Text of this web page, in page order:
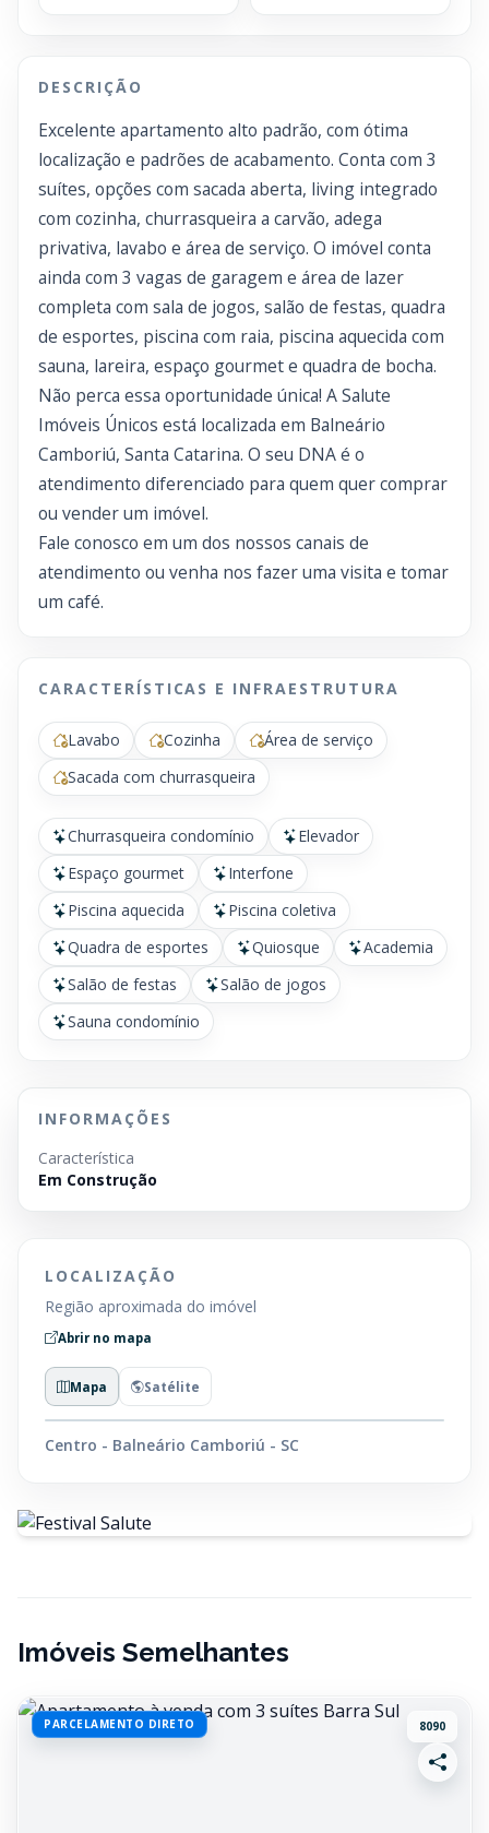
DESCRIÇÃO
Excelente apartamento alto padrão, com ótima
localização e padrões de acabamento. Conta com 3
suítes, opções com sacada aberta, living integrado
com cozinha, churrasqueira a carvão, adega
privativa, lavabo e área de serviço. O imóvel conta
ainda com 3 vagas de garagem e área de lazer
completa com sala de jogos, salão de festas, quadra
de esportes, piscina com raia, piscina aquecida com
sauna, lareira, espaço gourmet e quadra de bocha.
Não perca essa oportunidade única! A Salute
Imóveis Únicos está localizada em Balneário
Camboriú, Santa Catarina. O seu DNA é o
atendimento diferenciado para quem quer comprar
ou vender um imóvel.
Fale conosco em um dos nossos canais de
atendimento ou venha nos fazer uma visita e tomar
um café.
CARACTERÍSTICAS E INFRAESTRUTURA
Lavabo Cozinha
Área de serviço
Sacada com churrasqueira
Churrasqueira condomínio
Elevador
Espaço gourmet
Interfone
Piscina aquecida
Piscina coletiva
Quadra de esportes
Quiosque
Academia
Salão de festas
Salão de jogos
Sauna condomínio
INFORMAÇÕES
Característica
Em Construção
LOCALIZAÇÃO
Região aproximada do imóvel
Abrir no mapa
Mapa Satélite
Centro - Balneário Camboriú - SC
Imóveis Semelhantes
PARCELAMENTO DIRETO 8090